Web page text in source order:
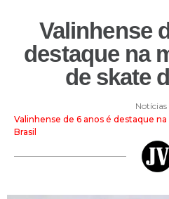
Valinhense
destaque na
de skate
Notícias
Valinhense de 6 anos é destaque
Brasil